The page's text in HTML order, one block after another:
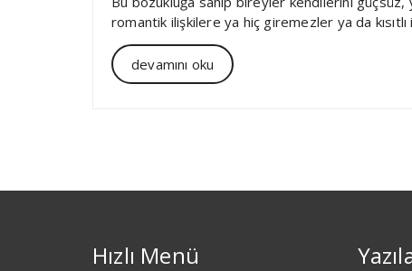
romantik ilişkilere ya hiç giremezler ya da
devamını oku
Hızlı Menü